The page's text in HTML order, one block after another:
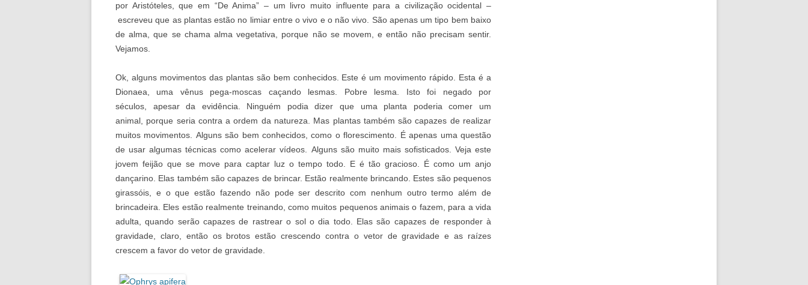
por Aristóteles, que em “De Anima” – um livro muito influente para a civilização ocidental –
escreveu que as plantas estão no limiar entre o vivo e o não vivo. São apenas um tipo bem baixo
de alma, que se chama alma vegetativa, porque não se movem, e então não precisam sentir.
Vejamos.
Ok, alguns movimentos das plantas são bem conhecidos. Este é um movimento rápido. Esta é a
Dionaea, uma vênus pega-moscas caçando lesmas. Pobre lesma. Isto foi negado por
séculos, apesar da evidência. Ninguém podia dizer que uma planta poderia comer um
animal, porque seria contra a ordem da natureza. Mas plantas também são capazes de realizar
muitos movimentos. Alguns são bem conhecidos, como o florescimento. É apenas uma questão
de usar algumas técnicas como acelerar vídeos. Alguns são muito mais sofisticados. Veja este
jovem feijão que se move para captar luz o tempo todo. E é tão gracioso. É como um anjo
dançarino. Elas também são capazes de brincar. Estão realmente brincando. Estes são pequenos
girassóis, e o que estão fazendo não pode ser descrito com nenhum outro termo além de
brincadeira. Eles estão realmente treinando, como muitos pequenos animais o fazem, para a vida
adulta, quando serão capazes de rastrear o sol o dia todo. Elas são capazes de responder à
gravidade, claro, então os brotos estão crescendo contra o vetor de gravidade e as raízes
crescem a favor do vetor de gravidade.